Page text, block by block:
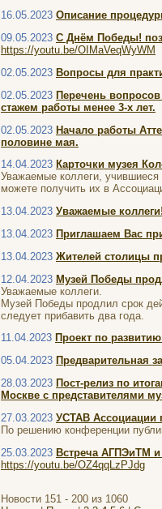
16.05.2023 Описание
09.05.2023 С Днём Победы!
https://youtu.be/OIMaVeqWyWM
02.05.2023 Вопросы для
02.05.2023 Перечень
стажем работы менее 3-х лет.
02.05.2023 Начало работы
половине мая.
14.04.2023 Карточки музея
Уважаемые коллеги,
можете получить их в
13.04.2023 Уважаемые
13.04.2023 Приглашаем Вас
13.04.2023 Жителей столицы
12.04.2023 Музей Победы
Уважаемые коллеги.
Музей Победы продлил срок
следует прибавить два года.
11.04.2023 Проект по
05.04.2023 Предварительная
28.03.2023 Пост-релиз по
Москве с представителями
27.03.2023 УСТАВ Ассоциации
По решению конференции
25.03.2023 Встреча АГПЭиТМ
https://youtu.be/OZ4qqLzPJdg
Новости 151 - 200 из 1060